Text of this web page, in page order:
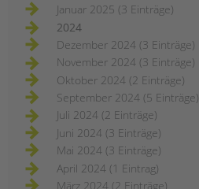
Januar 2025 (3 Einträge)
2024
Dezember 2024 (3 Einträge)
November 2024 (3 Einträge)
Oktober 2024 (2 Einträge)
September 2024 (5 Einträge)
Juli 2024 (2 Einträge)
Juni 2024 (3 Einträge)
Mai 2024 (3 Einträge)
April 2024 (1 Eintrag)
März 2024 (2 Einträge)